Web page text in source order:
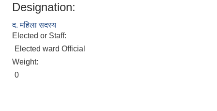
Designation:
द. महिला सदस्य
Elected or Staff:
Elected ward Official
Weight:
0